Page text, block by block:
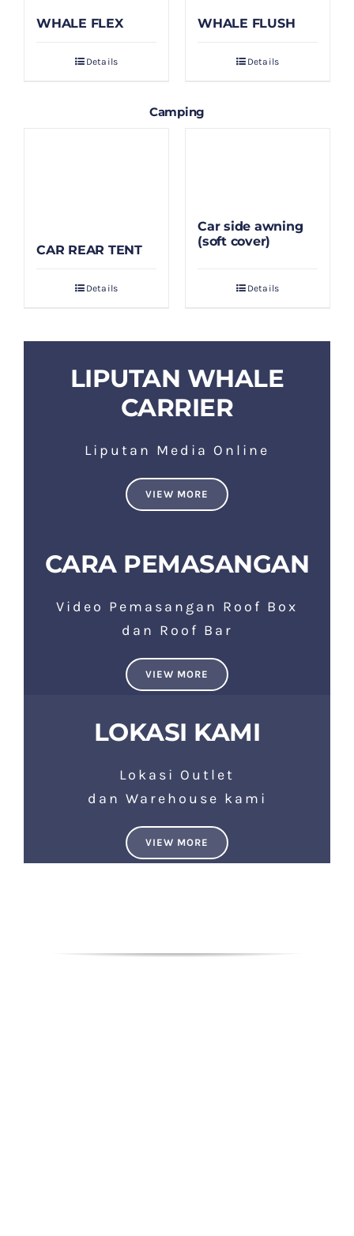
WHALE FLEX
Details
WHALE FLUSH
Details
Camping
CAR REAR TENT
Details
Car side awning
(soft cover)
Details
LIPUTAN WHALE
CARRIER
Liputan Media Online
VIEW MORE
CARA PEMASANGAN
Video Pemasangan Roof Box
dan Roof Bar
VIEW MORE
LOKASI KAMI
Lokasi Outlet
dan Warehouse kami
VIEW MORE